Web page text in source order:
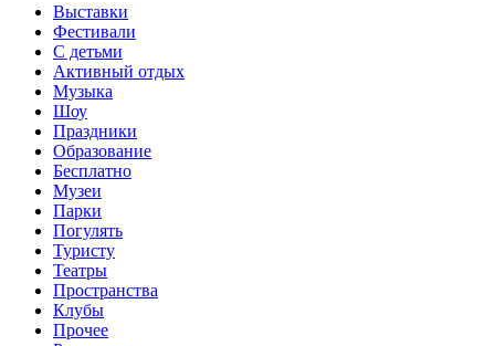
Выставки
Фестивали
С детьми
Активный отдых
Музыка
Шоу
Праздники
Образование
Бесплатно
Музеи
Парки
Погулять
Туристу
Театры
Пространства
Клубы
Прочее